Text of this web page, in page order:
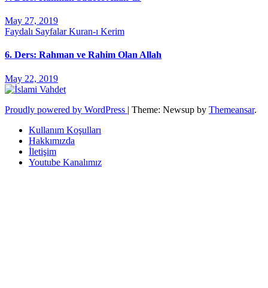
May 27, 2019
Faydalı SayfalarKuran-ı Kerim
6. Ders: Rahman ve Rahim Olan Allah
May 22, 2019
Proudly powered by WordPress | Theme: Newsup by Themeansar.
Kullanım Koşulları
Hakkımızda
İletişim
Youtube Kanalımız